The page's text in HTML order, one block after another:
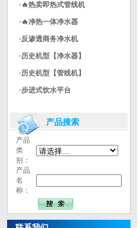
·🔥热卖即热式管线机
·🔥净热一体净水器
·反渗透商务净水机
·历史机型【净水器】
·历史机型【管线机】
·步进式饮水平台
产品搜索
产品
类
别：
产品
名
称：